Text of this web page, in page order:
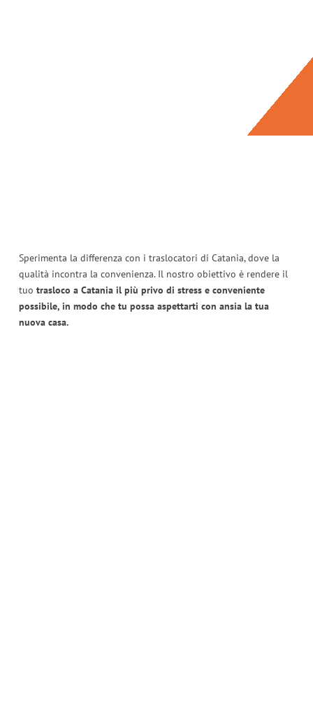
Sperimenta la differenza con i traslocatori di Catania, dove la
qualità incontra la convenienza. Il nostro obiettivo è rendere il
tuo trasloco a Catania il più privo di stress e conveniente
possibile, in modo che tu possa aspettarti con ansia la tua
nuova casa.